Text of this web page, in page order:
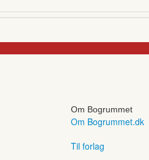
Om Bogrummet
Om Bogrummet.dk
Til forlag